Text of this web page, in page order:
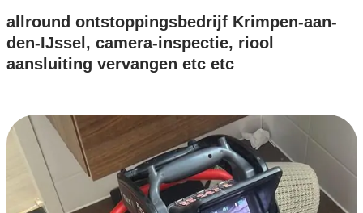
allround ontstoppingsbedrijf Krimpen-aan-
den-IJssel, camera-inspectie, riool
aansluiting vervangen etc etc